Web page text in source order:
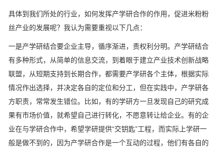
具体到我们所处的行业，如何发挥产学研合作的作用，促进米粉粉
丝产业的发展呢？我认为需要重视以下几点：
一是产学研结合要企业主导，循序渐进，责权利分明。产学研结合
有多种形式，从简单的信息交流，到着眼于建立产业技术创新战略
联盟，从短期支持到长期合作，都需要产学研各个主体，根据实际
情况作出选择，并决定各自的定位和分工，但在实践中，产学研各
方职责，常常发生错位。比如，有的学研方一旦发现自己的研究成
果有市场价值，就希望自己进行转化，不愿意转让给企业。有的企
业在与学研合作中，希望学研提供“交钥匙”工程，而实际上学研一
般是做不到的，因为产学研合作是一个互动的过程，他们有各自的